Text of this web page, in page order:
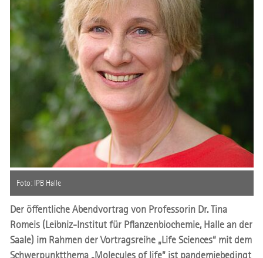
Foto: IPB Halle
Der öffentliche Abendvortrag von Professorin Dr. Tina
Romeis (Leibniz-Institut für Pflanzenbiochemie, Halle an der
Saale) im Rahmen der Vortragsreihe „Life Sciences“ mit dem
Schwerpunktthema „Molecules of life” ist pandemiebedingt